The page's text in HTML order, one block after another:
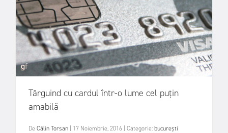
Târguind cu cardul într-o lume cel puțin
amabilă
De Călin Torsan 17 Noiembrie, 2016 Categorie:bucurești